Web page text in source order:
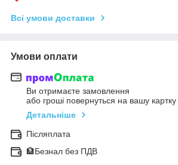
Всі умови доставки
Умови оплати
Ви отримаєте замовлення
або гроші повернуться на вашу картку
Детальніше
Післяплата
🏦Безнал без ПДВ